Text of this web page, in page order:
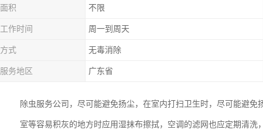
面积 不限
工作时间 周一到周天
方式 无毒消除
服务地区 广东省
除虫服务公司，尽可能避免扬尘，在室内打扫卫生时，尽可能避
室等容易积灰的地方时应用湿抹布擦拭，空调的滤网也应定期清